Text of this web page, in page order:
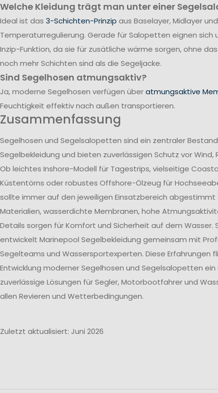
Welche Kleidung trägt man unter einer
Ideal ist das 3-Schichten-Prinzip aus Baselayer, Midlayer
Temperaturregulierung. Gerade für Salopetten eignen sich
Inzip-Funktion, da sie für zusätliche wärme sorgen, ohne
noch mehr Schichten sind als die Segeljacke.
Sind Segelhosen atmungsaktiv?
Ja, moderne Segelhosen verfügen überatmungsaktive
Feuchtigkeit effektiv nach außen transportieren.
Zusammenfassung
Segelhosen und Segelsalopetten sind ein zentraler
Segelbekleidung und bieten zuverlässigen Schutz vor Wind,
Ob leichtes Inshore-Modell für Tagestrips, vielseitige
Küstentörns oder robustes Offshore-Ölzeug für
sollte immer auf den jeweiligen Einsatzbereich abgestimmt
Materialien, wasserdichte Membranen, hohe
Details sorgen für Komfort und Sicherheit auf dem Wasser.
entwickelt Marinepool Segelbekleidung gemeinsam mit
Segelteams und Wassersportexperten. Diese Erfahrungen
Entwicklung moderner Segelhosen und Segelsalopetten
zuverlässige Lösungen für Segler, Motorbootfahrer und
allen Revieren und Wetterbedingungen.
Zuletzt aktualisiert: Juni 2026